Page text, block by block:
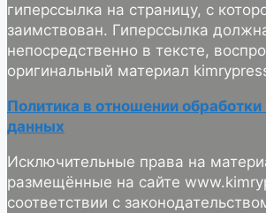
гиперссылка на страницу, с
заимствован. Гиперссылка
непосредственно в тексте,
оригинальный материал
Политика в отношении
данных
Исключительные права на
размещённые на сайте
соответствии с